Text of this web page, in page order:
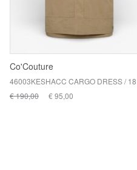
Co'Couture
€ 190,00
€ 95,00